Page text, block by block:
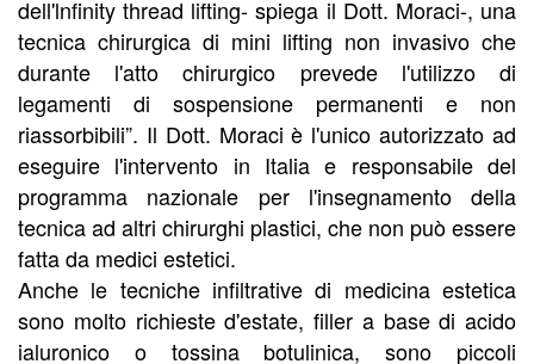
dell'lnfinity thread lifting- spiega il Dott. Moraci-, una
tecnica chirurgica di mini lifting non invasivo che
durante l'atto chirurgico prevede l'utilizzo di
legamenti di sospensione permanenti e non
riassorbibili”. Il Dott. Moraci è l'unico autorizzato ad
eseguire l'intervento in Italia e responsabile del
programma nazionale per l'insegnamento della
tecnica ad altri chirurghi plastici, che non può essere
fatta da medici estetici.
Anche le tecniche infiltrative di medicina estetica
sono molto richieste d'estate, filler a base di acido
ialuronico o tossina botulinica, sono piccoli